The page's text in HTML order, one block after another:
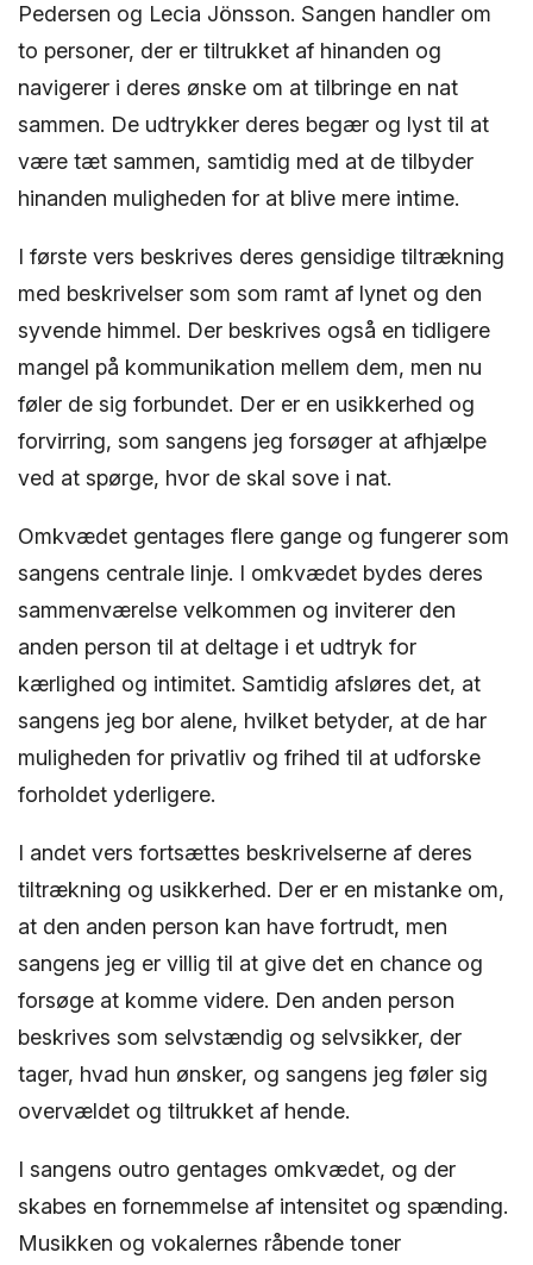
Pedersen og Lecia Jönsson. Sangen handler om
to personer, der er tiltrukket af hinanden og
navigerer i deres ønske om at tilbringe en nat
sammen. De udtrykker deres begær og lyst til at
være tæt sammen, samtidig med at de tilbyder
hinanden muligheden for at blive mere intime.
I første vers beskrives deres gensidige tiltrækning
med beskrivelser som som ramt af lynet og den
syvende himmel. Der beskrives også en tidligere
mangel på kommunikation mellem dem, men nu
føler de sig forbundet. Der er en usikkerhed og
forvirring, som sangens jeg forsøger at afhjælpe
ved at spørge, hvor de skal sove i nat.
Omkvædet gentages flere gange og fungerer som
sangens centrale linje. I omkvædet bydes deres
sammenværelse velkommen og inviterer den
anden person til at deltage i et udtryk for
kærlighed og intimitet. Samtidig afsløres det, at
sangens jeg bor alene, hvilket betyder, at de har
muligheden for privatliv og frihed til at udforske
forholdet yderligere.
I andet vers fortsættes beskrivelserne af deres
tiltrækning og usikkerhed. Der er en mistanke om,
at den anden person kan have fortrudt, men
sangens jeg er villig til at give det en chance og
forsøge at komme videre. Den anden person
beskrives som selvstændig og selvsikker, der
tager, hvad hun ønsker, og sangens jeg føler sig
overvældet og tiltrukket af hende.
I sangens outro gentages omkvædet, og der
skabes en fornemmelse af intensitet og spænding.
Musikken og vokalernes råbende toner